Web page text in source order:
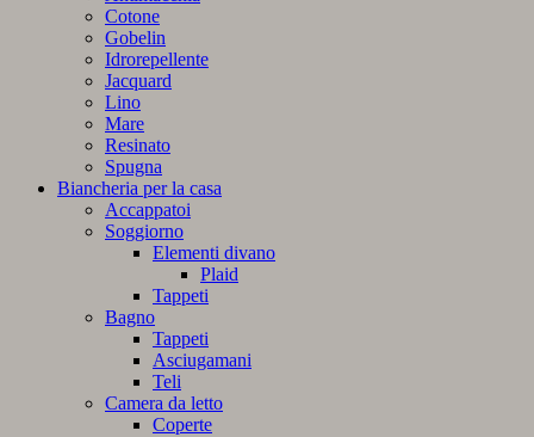
Cotone
Gobelin
Idrorepellente
Jacquard
Lino
Mare
Resinato
Spugna
Biancheria per la casa
Accappatoi
Soggiorno
Elementi divano
Plaid
Tappeti
Bagno
Tappeti
Asciugamani
Teli
Camera da letto
Coperte